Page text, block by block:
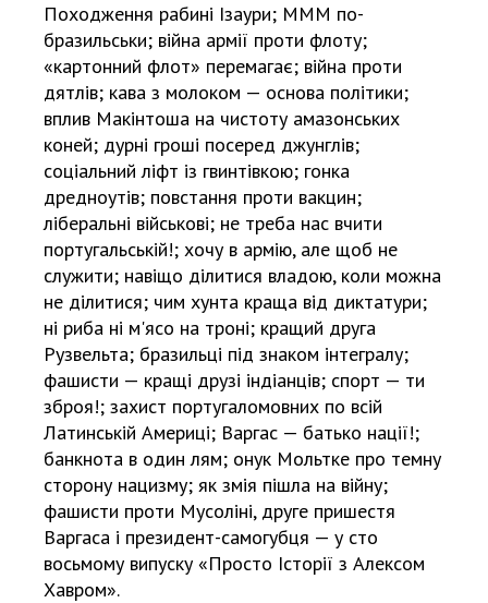
Походження рабині Ізаури; МММ по-
бразильськи; війна армії проти флоту;
«картонний флот» перемагає; війна проти
дятлів; кава з молоком — основа політики;
вплив Макінтоша на чистоту амазонських
коней; дурні гроші посеред джунглів;
соціальний ліфт із гвинтівкою; гонка
дредноутів; повстання проти вакцин;
ліберальні військові; не треба нас вчити
португальській!; хочу в армію, але щоб не
служити; навіщо ділитися владою, коли можна
не ділитися; чим хунта краща від диктатури;
ні риба ні м'ясо на троні; кращий друга
Рузвельта; бразильці під знаком інтегралу;
фашисти — кращі друзі індіанців; спорт — ти
зброя!; захист португаломовних по всій
Латинській Америці; Варгас — батько нації!;
банкнота в один лям; онук Мольтке про темну
сторону нацизму; як змія пішла на війну;
фашисти проти Мусоліні, друге пришестя
Варгаса і президент-самогубця — у сто
восьмому випуску «Просто Історії з Алексом
Хавром».